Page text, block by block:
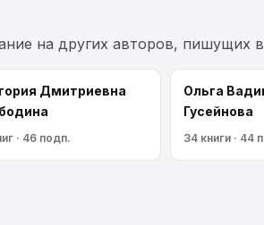
на других авторов, пишущих
Дмитриевна
· 46 подп.
Ольга
Гусейнова
34 книги · 44